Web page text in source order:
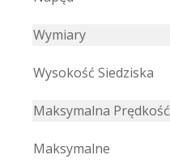
Wymiary
Wysokość Siedziska
Maksymalna Prędkość
Maksymalne